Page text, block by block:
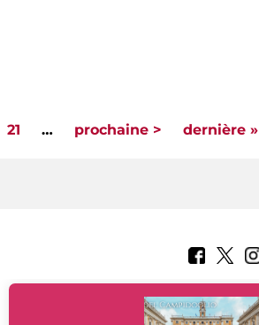
21 … prochaine > dernière »